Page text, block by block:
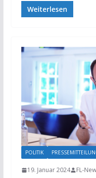
Weiterlesen
POLITIK
19. Januar 2024 FL-